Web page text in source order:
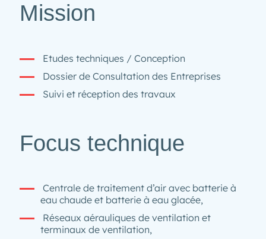
Mission
Etudes techniques / Conception
Dossier de Consultation des Entreprises
Suivi et réception des travaux
Focus technique
Centrale de traitement d’air avec batterie à
eau chaude et batterie à eau glacée,
Réseaux aérauliques de ventilation et
terminaux de ventilation,